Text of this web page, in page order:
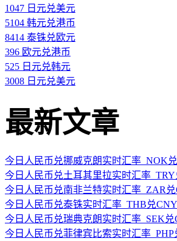
1047 日元兑美元
5104 韩元兑港币
8414 泰铢兑欧元
396 欧元兑港币
525 日元兑韩元
3008 日元兑美元
最新文章
今日人民币兑挪威克朗实时汇率_NOK
今日人民币兑土耳其里拉实时汇率
今日人民币兑南非兰特实时汇率_ZAR
今日人民币兑泰铢实时汇率_THB兑
今日人民币兑瑞典克朗实时汇率_SEK
今日人民币兑菲律宾比索实时汇率